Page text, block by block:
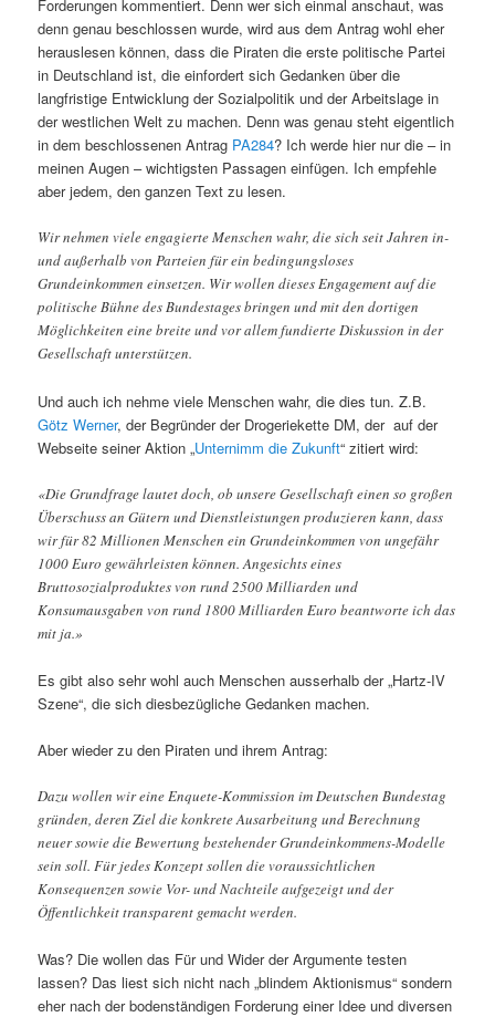
Forderungen kommentiert. Denn wer sich einmal anschaut, was
denn genau beschlossen wurde, wird aus dem Antrag wohl eher
herauslesen können, dass die Piraten die erste politische Partei
in Deutschland ist, die einfordert sich Gedanken über die
langfristige Entwicklung der Sozialpolitik und der Arbeitslage in
der westlichen Welt zu machen. Denn was genau steht eigentlich
in dem beschlossenen Antrag PA284? Ich werde hier nur die – in
meinen Augen – wichtigsten Passagen einfügen. Ich empfehle
aber jedem, den ganzen Text zu lesen.
Wir nehmen viele engagierte Menschen wahr, die sich seit Jahren in-
und außerhalb von Parteien für ein bedingungsloses
Grundeinkommen einsetzen. Wir wollen dieses Engagement auf die
politische Bühne des Bundestages bringen und mit den dortigen
Möglichkeiten eine breite und vor allem fundierte Diskussion in der
Gesellschaft unterstützen.
Und auch ich nehme viele Menschen wahr, die dies tun. Z.B.
Götz Werner, der Begründer der Drogeriekette DM, der auf der
Webseite seiner Aktion „Unternimm die Zukunft“ zitiert wird:
«Die Grundfrage lautet doch, ob unsere Gesellschaft einen so großen
Überschuss an Gütern und Dienstleistungen produzieren kann, dass
wir für 82 Millionen Menschen ein Grundeinkommen von ungefähr
1000 Euro gewährleisten können. Angesichts eines
Bruttosozialproduktes von rund 2500 Milliarden und
Konsumausgaben von rund 1800 Milliarden Euro beantworte ich das
mit ja.»
Es gibt also sehr wohl auch Menschen ausserhalb der „Hartz-IV
Szene“, die sich diesbezügliche Gedanken machen.
Aber wieder zu den Piraten und ihrem Antrag:
Dazu wollen wir eine Enquete-Kommission im Deutschen Bundestag
gründen, deren Ziel die konkrete Ausarbeitung und Berechnung
neuer sowie die Bewertung bestehender Grundeinkommens-Modelle
sein soll. Für jedes Konzept sollen die voraussichtlichen
Konsequenzen sowie Vor- und Nachteile aufgezeigt und der
Öffentlichkeit transparent gemacht werden.
Was? Die wollen das Für und Wider der Argumente testen
lassen? Das liest sich nicht nach „blindem Aktionismus“ sondern
eher nach der bodenständigen Forderung einer Idee und diversen